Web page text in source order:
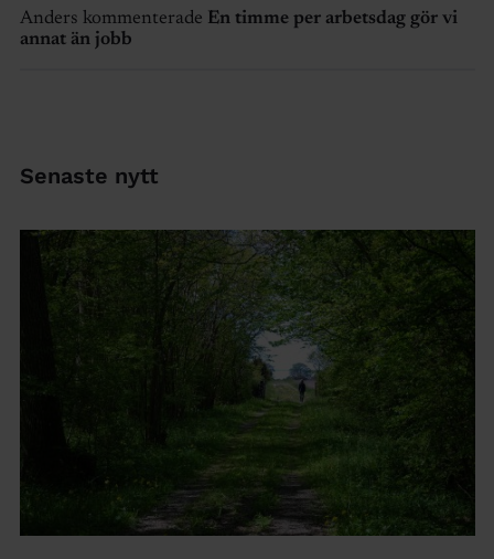
Anders kommenterade En timme per arbetsdag gör vi
annat än jobb
Senaste nytt